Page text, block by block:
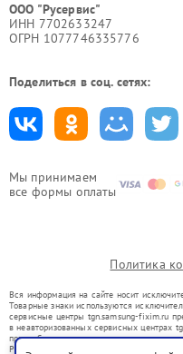
Мы принимаем
все формы оплаты
ООО "Русервис"
ИНН 7702633247
ОГРН 1077746335776
Поделиться в соц. сетях:
Политика
Вся информация на сайте носит
Товарные знаки используются
сервисные центры tgn.samsung-fixim.ru
в неавторизованных сервисных центрах
правообладателями товарных знаков
Ремонт осуществляется для устройств,